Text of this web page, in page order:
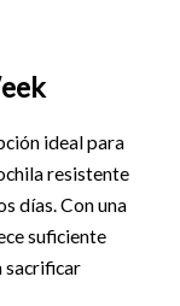
ideal para
resistente
días. Con una
suficiente
sacrificar